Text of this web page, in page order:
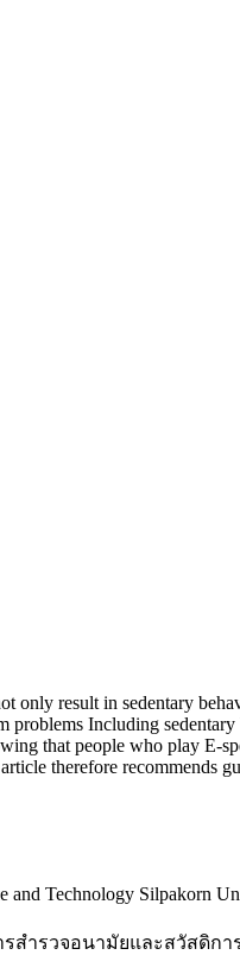
result in sedentary
Including
that people who play E-
therefore recommends
Technology Silpakorn
ำรวจอนามัยและสวัสดิกา